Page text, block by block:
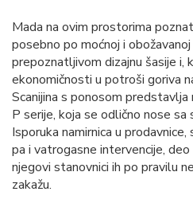
Mada na ovim prostorima
posebno po moćnoj i
prepoznatljivom dizajnu šasije i,
ekonomičnosti u potroši goriva
Scanijina s ponosom predstavlja
P serije, koja se odlično nose sa
Isporuka namirnica u
pa i vatrogasne intervencije,
njegovi stanovnici ih po pravilu
zakažu.